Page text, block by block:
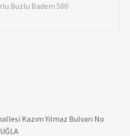
Buzlu Badem 500
Kazım Yılmaz Bulvarı No